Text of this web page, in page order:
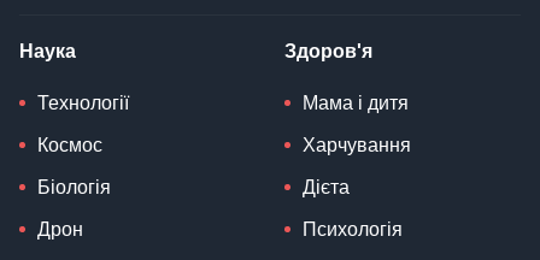
Наука
Технології
Космос
Біологія
Дрон
Здоров'я
Мама і дитя
Харчування
Дієта
Психологія